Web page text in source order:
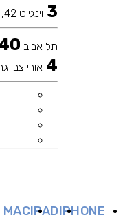
3 וינגייט 42, כיכר דה שליט
תל אביב
4 אורי צבי
IPHONE
IPAD
MAC